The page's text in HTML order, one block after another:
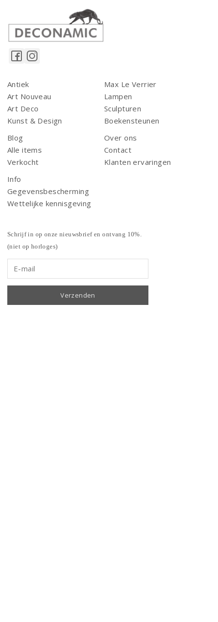
Antiek
Art Nouveau
Art Deco
Kunst & Design
Max Le Verrier
Lampen
Sculpturen
Boekensteunen
Blog
Alle items
Verkocht
Over ons
Contact
Klanten ervaringen
Info
Gegevensbescherming
Wettelijke kennisgeving
Schrijf in op onze nieuwsbrief en ontvang 10%.
(niet op horloges)